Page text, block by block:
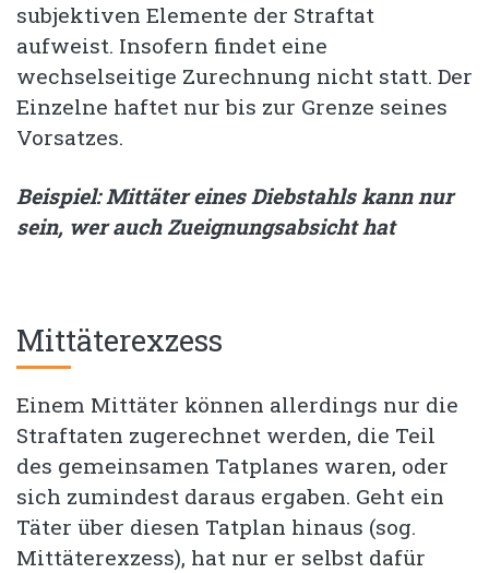
subjektiven Elemente der Straftat
aufweist. Insofern findet eine
wechselseitige Zurechnung nicht statt. Der
Einzelne haftet nur bis zur Grenze seines
Vorsatzes.
Beispiel: Mittäter eines Diebstahls kann nur
sein, wer auch Zueignungsabsicht hat
Mittäterexzess
Einem Mittäter können allerdings nur die
Straftaten zugerechnet werden, die Teil
des gemeinsamen Tatplanes waren, oder
sich zumindest daraus ergaben. Geht ein
Täter über diesen Tatplan hinaus (sog.
Mittäterexzess), hat nur er selbst dafür